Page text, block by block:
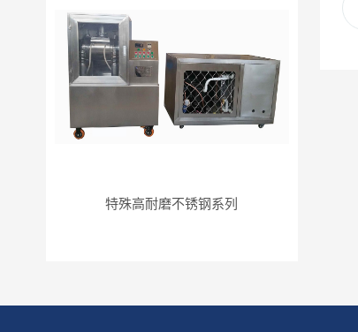
特殊高耐磨不锈钢系列